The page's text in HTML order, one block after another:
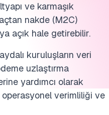
ve karmaşık
nakde (M2C)
açık hale getirebilir.
kuruluşların veri
uzlaştırma
yardımcı olarak
verimliliği ve